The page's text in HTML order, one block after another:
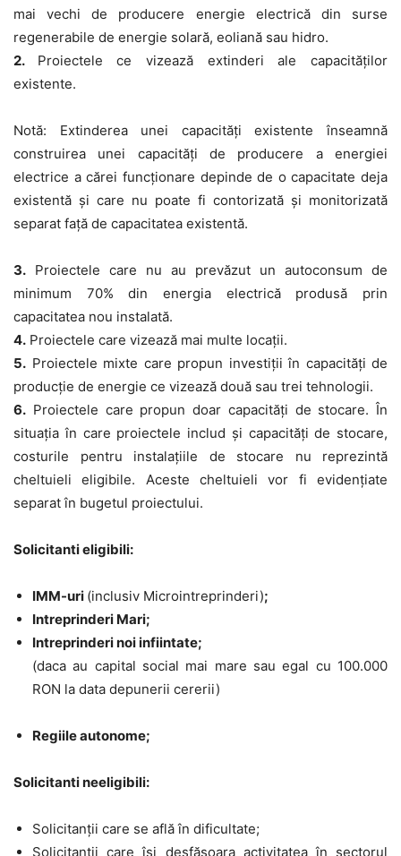
mai vechi de producere energie electrică din surse
regenerabile de energie solară, eoliană sau hidro.
2. Proiectele ce vizează extinderi ale capacităților
existente.
Notă: Extinderea unei capacități existente înseamnă
construirea unei capacități de producere a energiei
electrice a cărei funcționare depinde de o capacitate deja
existentă și care nu poate fi contorizată și monitorizată
separat față de capacitatea existentă.
3. Proiectele care nu au prevăzut un autoconsum de
minimum 70% din energia electrică produsă prin
capacitatea nou instalată.
4. Proiectele care vizează mai multe locații.
5. Proiectele mixte care propun investiţii în capacităţi de
producţie de energie ce vizează două sau trei tehnologii.
6. Proiectele care propun doar capacități de stocare. În
situația în care proiectele includ și capacități de stocare,
costurile pentru instalațiile de stocare nu reprezintă
cheltuieli eligibile. Aceste cheltuieli vor fi evidențiate
separat în bugetul proiectului.
Solicitanti eligibili:
IMM-uri (inclusiv Microintreprinderi);
Intreprinderi Mari;
Intreprinderi noi infiintate;
(daca au capital social mai mare sau egal cu 100.000
RON la data depunerii cererii)
Regiile autonome;
Solicitanti neeligibili:
Solicitanții care se aflăîn dificultate;
Solicitanții care își desfășoara activitateaîn sectorul